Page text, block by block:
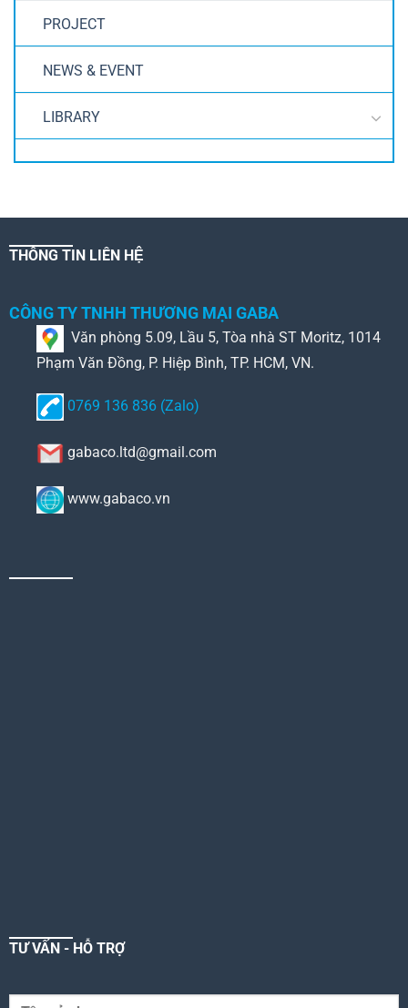
PROJECT
NEWS & EVENT
LIBRARY
THÔNG TIN LIÊN HỆ
CÔNG TY TNHH THƯƠNG MẠI GABA
Văn phòng 5.09, Lầu 5, Tòa nhà ST Moritz, 1014
Phạm Văn Đồng, P. Hiệp Bình, TP. HCM, VN.
0769 136 836 (Zalo)
gabaco.ltd@gmail.com
www.gabaco.vn
TƯ VẤN - HỖ TRỢ